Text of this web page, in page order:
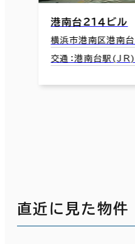
港南台２１４ビル
横浜市港南区港南
交通：港南台駅
直近に見た物件